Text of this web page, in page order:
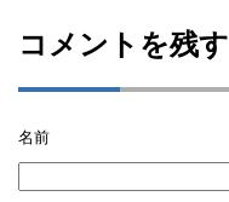
コメントを残す
名前